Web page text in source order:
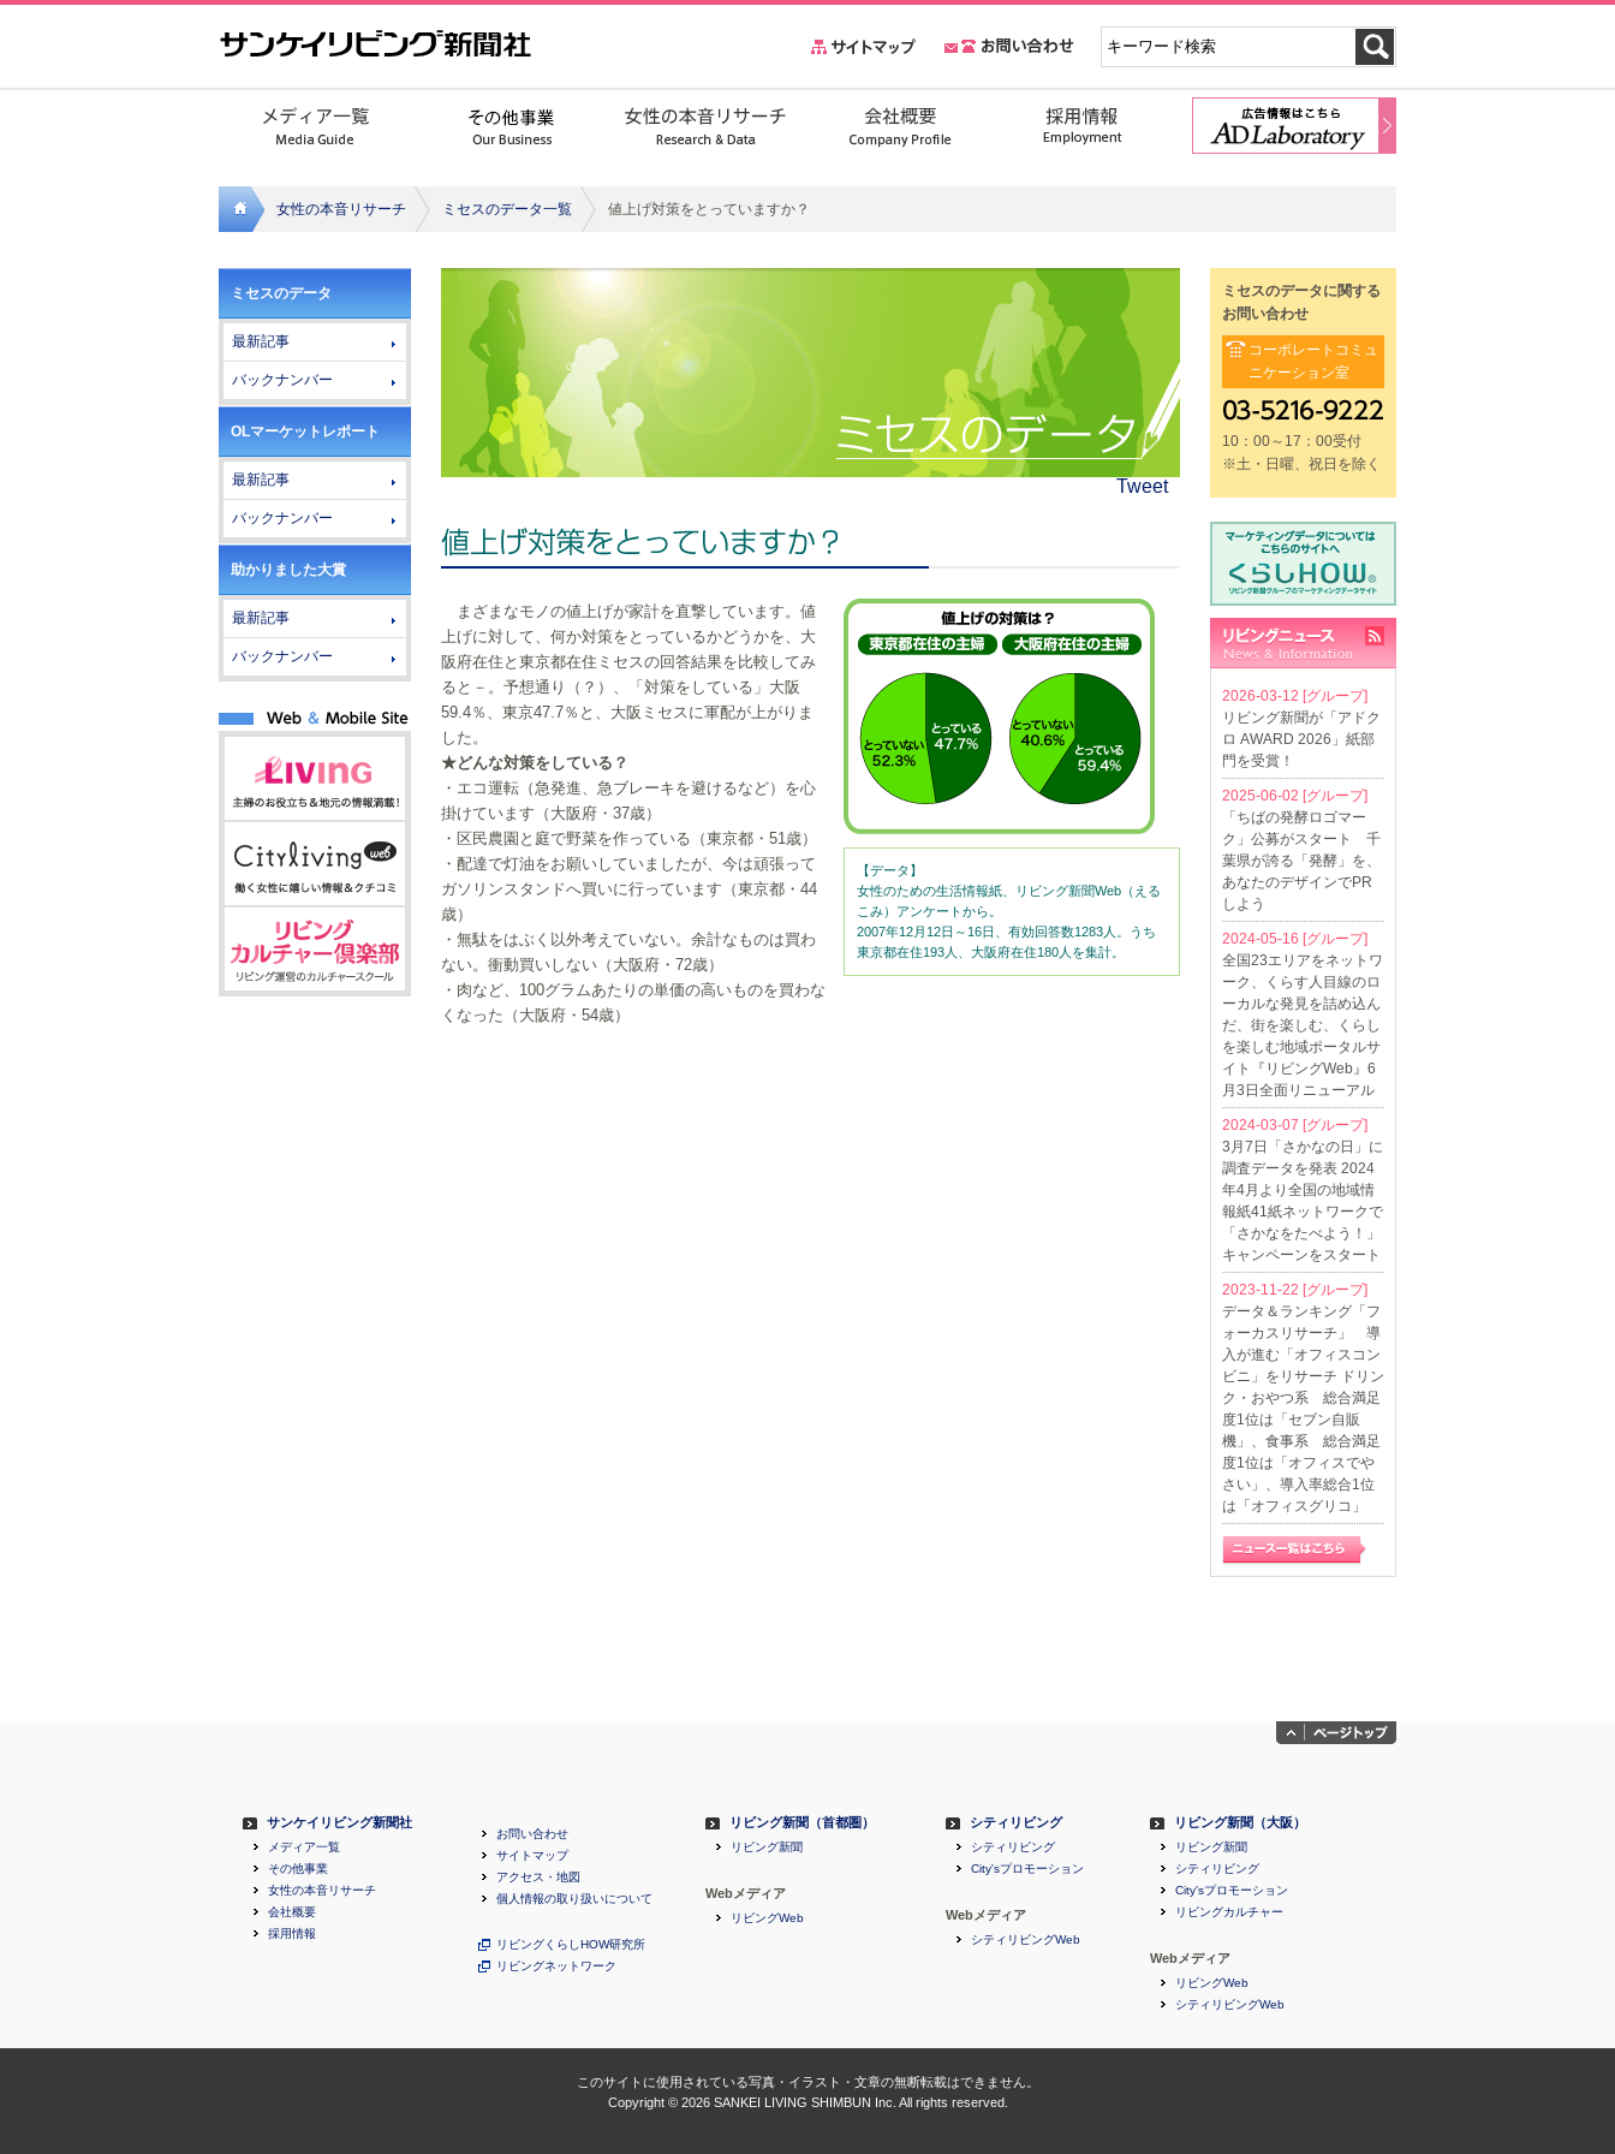
イリビ
ング新
女性の本音リサーチ ミセスのデータ一覧 値上げ対策をとっていますか？
ミセスのデータ
最新記事
バックナンバー
OLマーケットレポート
最新記事
バックナンバー
助かりました大賞
最新記事
バックナンバー
Tweet
まざまなモノの値上げが家計を直撃しています。値
上げに対して、何か対策をとっているかどうかを、大
阪府在住と東京都在住ミセスの回答結果を比較してみ
ると－。予想通り（？）、「対策をしている」大阪
59.4％、東京47.7％と、大阪ミセスに軍配が上がりま
した。
★どんな対策をしている？
・エコ運転（急発進、急ブレーキを避けるなど）を心
掛けています（大阪府・37歳）
・区民農園と庭で野菜を作っている（東京都・51歳）
・配達で灯油をお願いしていましたが、今は頑張って
ガソリンスタンドへ買いに行っています（東京都・44
歳）
・無駄をはぶく以外考えていない。余計なものは買わ
ない。衝動買いしない（大阪府・72歳）
・肉など、100グラムあたりの単価の高いものを買わな
くなった（大阪府・54歳）
【データ】
女性のための生活情報紙、リビング新聞Web（える
こみ）アンケートから。
2007年12月12日～16日、有効回答数1283人。うち
東京都在住193人、大阪府在住180人を集計。
ミセスのデータに関する
お問い合わせ
コーポレートコミュ
ニケーション室
10：00～17：00受付
※土・日曜、祝日を除く
2026-03-12 [グループ]
リビング新聞が「アドク
ロ AWARD 2026」紙部
門を受賞！
2025-06-02 [グループ]
「ちばの発酵ロゴマー
ク」公募がスタート 千
葉県が誇る「発酵」を、
あなたのデザインでPR
しよう
2024-05-16 [グループ]
全国23エリアをネットワ
ーク、くらす人目線のロ
ーカルな発見を詰め込ん
だ、街を楽しむ、くらし
を楽しむ地域ポータルサ
イト『リビングWeb』6
月3日全面リニューアル
2024-03-07 [グループ]
3月7日「さかなの日」に
調査データを発表 2024
年4月より全国の地域情
報紙41紙ネットワークで
「さかなをたべよう！」
キャンペーンをスタート
2023-11-22 [グループ]
データ＆ランキング「フ
ォーカスリサーチ」 導
入が進む「オフィスコン
ビニ」をリサーチ ドリン
ク・おやつ系 総合満足
度1位は「セブン自販
機」、食事系 総合満足
度1位は「オフィスでや
さい」、導入率総合1位
は「オフィスグリコ」
サンケイリビング新聞社
メディア一覧
その他事業
女性の本音リサーチ
会社概要
採用情報
お問い合わせ
サイトマップ
アクセス・地図
個人情報の取り扱いについて
リビングくらしHOW研究所
リビングネットワーク
リビング新聞（首都圏）
リビング新聞
Webメディア
リビングWeb
シティリビング
シティリビング
City'sプロモーション
Webメディア
シティリビングWeb
リビング新聞（大阪）
リビング新聞
シティリビング
City'sプロモーション
リビングカルチャー
Webメディア
リビングWeb
シティリビングWeb
このサイトに使用されている写真・イラスト・文章の無断転載はできません。
Copyright © 2026 SANKEI LIVING SHIMBUN Inc. All rights reserved.